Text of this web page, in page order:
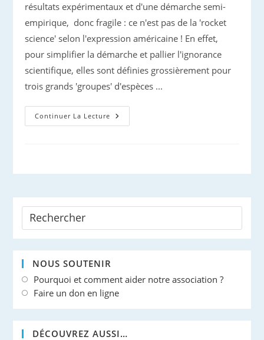
résultats expérimentaux et d'une démarche semi-
empirique, donc fragile : ce n'est pas de la 'rocket
science' selon l'expression américaine ! En effet,
pour simplifier la démarche et pallier l'ignorance
scientifique, elles sont définies grossièrement pour
trois grands 'groupes' d'espèces ...
Continuer La Lecture Impact
Des
NOUS SOUTENIR
Pourquoi et comment aider notre association ?
Faire un don en ligne
DÉCOUVREZ AUSSI…